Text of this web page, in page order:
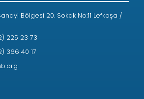
Bölgesi 20. Sokak No:11 Lefkoşa /
225 23 73
366 40 17